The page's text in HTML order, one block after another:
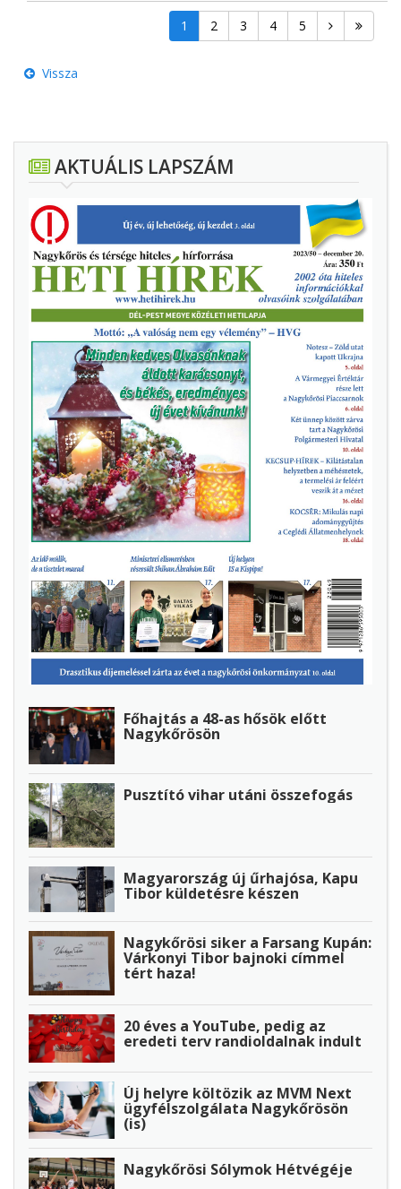
1 2 3 4 5
Vissza
AKTUÁLIS LAPSZÁM
Főhajtás a 48-as hősök előtt
Nagykőrösön
Pusztító vihar utáni összefogás
Magyarország új űrhajósa, Kapu
Tibor küldetésre készen
Nagykőrösi siker a Farsang Kupán:
Várkonyi Tibor bajnoki címmel
tért haza!
20 éves a YouTube, pedig az
eredeti terv randioldalnak indult
Új helyre költözik az MVM Next
ügyfélszolgálata Nagykőrösön
(is)
Nagykőrösi Sólymok Hétvégéje